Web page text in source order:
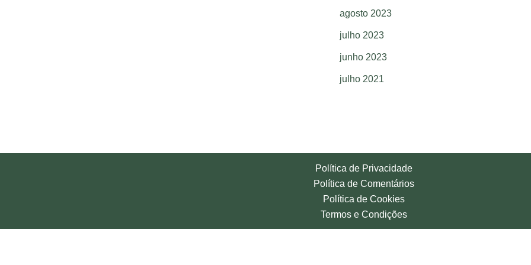
agosto 2023
julho 2023
junho 2023
julho 2021
Política de Privacidade
Política de Comentários
Política de Cookies
Termos e Condições